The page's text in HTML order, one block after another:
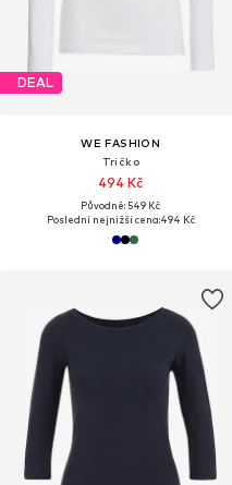
DEAL
WE FASHION
Tričko
494 Kč
Původně: 549 Kč
Poslední nejnižší cena:494 Kč